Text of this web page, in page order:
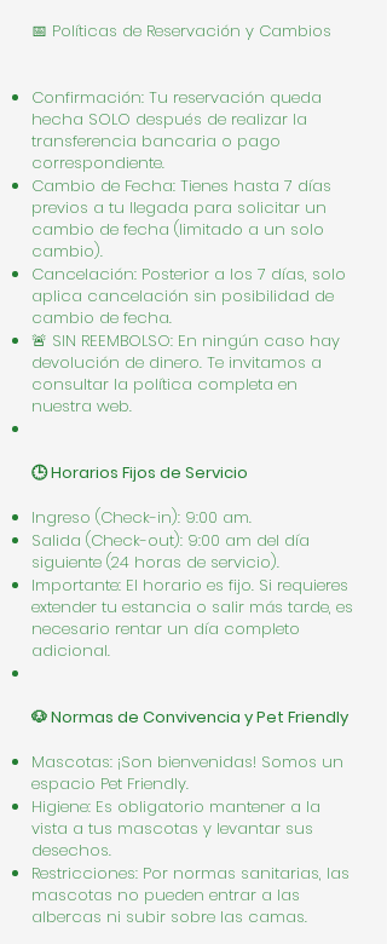
📅 Políticas de Reservación y Cambios
Confirmación: Tu reservación queda
hecha SOLO después de realizar la
transferencia bancaria o pago
correspondiente.
Cambio de Fecha: Tienes hasta 7 días
previos a tu llegada para solicitar un
cambio de fecha (limitado a un solo
cambio).
Cancelación: Posterior a los 7 días, solo
aplica cancelación sin posibilidad de
cambio de fecha.
🚨 SIN REEMBOLSO: En ningún caso hay
devolución de dinero. Te invitamos a
consultar la política completa en
nuestra web.
🕒 Horarios Fijos de Servicio
Ingreso (Check-in): 9:00 am.
Salida (Check-out): 9:00 am del día
siguiente (24 horas de servicio).
Importante: El horario es fijo. Si requieres
extender tu estancia o salir más tarde, es
necesario rentar un día completo
adicional.
🐶 Normas de Convivencia y Pet Friendly
Mascotas: ¡Son bienvenidas! Somos un
espacio Pet Friendly.
Higiene: Es obligatorio mantener a la
vista a tus mascotas y levantar sus
desechos.
Restricciones: Por normas sanitarias, las
mascotas no pueden entrar a las
albercas ni subir sobre las camas.